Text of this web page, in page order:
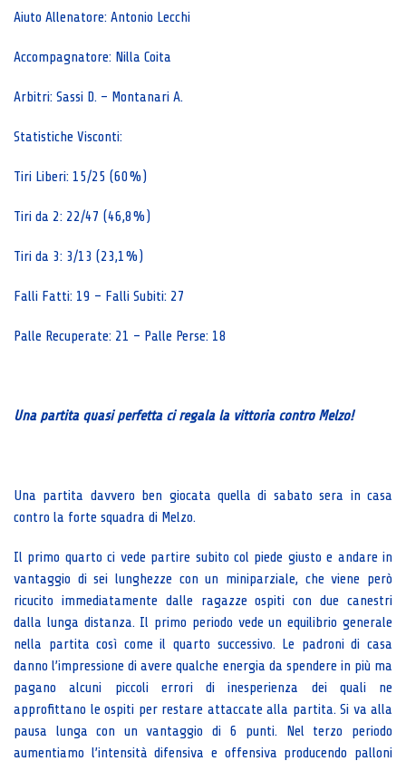
Aiuto Allenatore: Antonio Lecchi
Accompagnatore: Nilla Coita
Arbitri: Sassi D. – Montanari A.
Statistiche Visconti:
Tiri Liberi: 15/25 (60%)
Tiri da 2: 22/47 (46,8%)
Tiri da 3: 3/13 (23,1%)
Falli Fatti: 19 – Falli Subiti: 27
Palle Recuperate: 21 – Palle Perse: 18
Una partita quasi perfetta ci regala la vittoria contro Melzo!
Una partita davvero ben giocata quella di sabato sera in casa
contro la forte squadra di Melzo.
Il primo quarto ci vede partire subito col piede giusto e andare in
vantaggio di sei lunghezze con un miniparziale, che viene però
ricucito immediatamente dalle ragazze ospiti con due canestri
dalla lunga distanza. Il primo periodo vede un equilibrio generale
nella partita così come il quarto successivo. Le padroni di casa
danno l’impressione di avere qualche energia da spendere in più ma
pagano alcuni piccoli errori di inesperienza dei quali ne
approfittano le ospiti per restare attaccate alla partita. Si va alla
pausa lunga con un vantaggio di 6 punti. Nel terzo periodo
aumentiamo l’intensità difensiva e offensiva producendo palloni